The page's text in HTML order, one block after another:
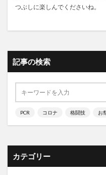
つぶしに楽しんでくださいね。
記事の検索
PCR コロナ 格闘技 お
カテゴリー